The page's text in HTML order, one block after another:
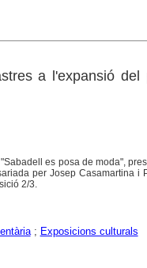
a l'expansió del
es posa de moda",
per Josep Casamartina i
2/3.
; Exposicions culturals